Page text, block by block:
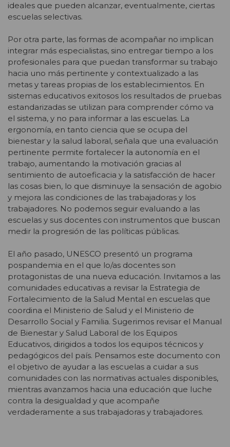
ideales que pueden alcanzar, eventualmente, ciertas
escuelas selectivas.
Por otra parte, las formas de acompañar no implican
integrar más especialistas, sino entregar tiempo a los
profesionales para que puedan transformar su trabajo
hacia uno más pertinente y contextualizado a las
metas y tareas propias de los establecimientos. En
sistemas educativos exitosos los resultados de pruebas
estandarizadas se utilizan para comprender cómo va
el sistema, y no para informar a las escuelas. La
ergonomía, en tanto ciencia que se ocupa del
bienestar y la salud laboral, señala que una evaluación
pertinente permite fortalecer la autonomía en el
trabajo, aumentando la motivación gracias al
sentimiento de autoeficacia y la satisfacción de hacer
las cosas bien, lo que disminuye la sensación de agobio
y mejora las condiciones de las trabajadoras y los
trabajadores. No podemos seguir evaluando a las
escuelas y sus docentes con instrumentos que buscan
medir la progresión de las políticas públicas.
El año pasado, UNESCO presentó un programa
pospandemia en el que lo/as docentes son
protagonistas de una nueva educación. Invitamos a las
comunidades educativas a revisar la Estrategia de
Fortalecimiento de la Salud Mental en escuelas que
coordina el Ministerio de Salud y el Ministerio de
Desarrollo Social y Familia. Sugerimos revisar el Manual
de Bienestar y Salud Laboral de los Equipos
Educativos, dirigidos a todos los equipos técnicos y
pedagógicos del país. Pensamos este documento con
el objetivo de ayudar a las escuelas a cuidar a sus
comunidades con las normativas actuales disponibles,
mientras avanzamos hacia una educación que luche
contra la desigualdad y que acompañe
verdaderamente a sus trabajadoras y trabajadores.